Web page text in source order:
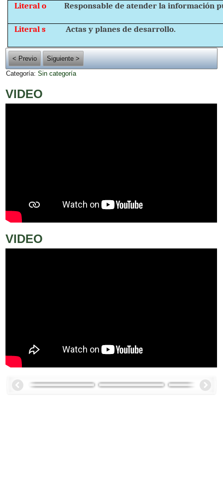
Literal o Responsable de atender la información
Literal s Actas y planes de desarrollo.
< Previo
Siguiente >
Categoría:Sin categoría
VIDEO
VIDEO